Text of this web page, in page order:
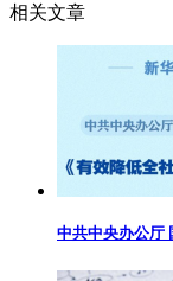
相关文章
中共中央办公厅